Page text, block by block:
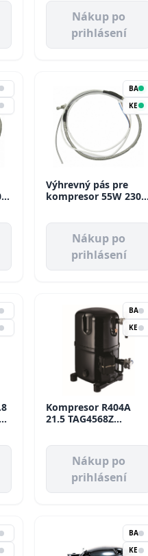
Nákup po
prihlásení
BA
KE
Výhrevný pás pre
kompresor 55W 230V
295 mm
Nákup po
prihlásení
BA
KE
Kompresor R404A
21.5 TAG4568Z
Tecumseh
Nákup po
prihlásení
BA
KE